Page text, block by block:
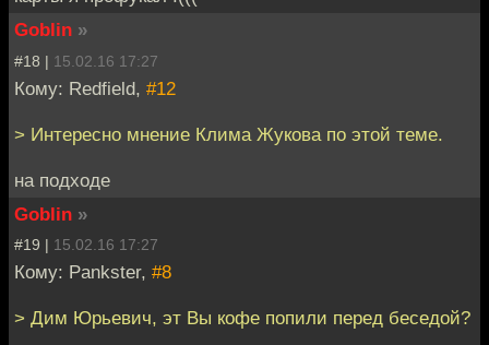
Goblin »
#18 | 15.02.16 17:27
Кому: Redfield, #12
> Интересно мнение Клима Жукова по этой теме.
на подходе
Goblin »
#19 | 15.02.16 17:27
Кому: Pankster, #8
> Дим Юрьевич, эт Вы кофе попили перед беседой?